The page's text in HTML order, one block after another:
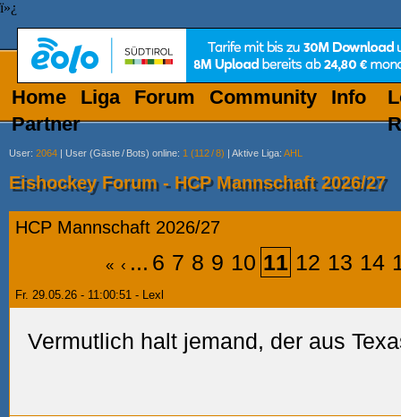
ï»¿
Home Liga Forum Community
Info
Partner
User: 2064 | User (Gäste/ Bots) online: 1 (112/8) | Aktive Liga: AHL
Eishockey Forum - HCP Mannschaft 2026/27
HCP Mannschaft 2026/27
« ‹ ... 6 7 8 9 10 11 12 13 14
Fr. 29.05.26 - 11:00:51 - Lexl
Vermutlich halt jemand, der aus